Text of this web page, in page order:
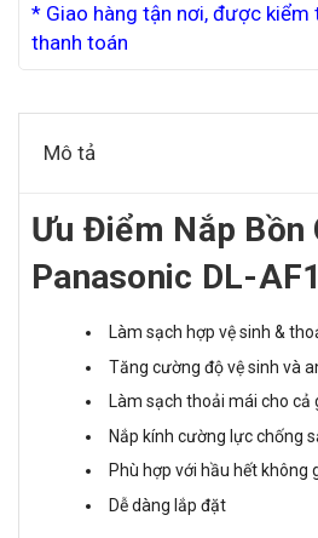
* Giao hàng tận nơi, được
thanh toán
Mô tả
Ưu Điểm Nắp Bồn
Panasonic DL-
Làm sạch hợp vệ sinh &
Tăng cường độ vệ sinh và
Làm sạch thoải mái cho cả
Nắp kính cường lực chống
Phù hợp với hầu hết không
Dễ dàng lắp đặt